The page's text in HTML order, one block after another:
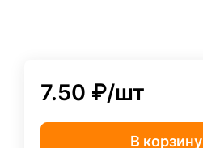
7.50 ₽/шт
В корзину